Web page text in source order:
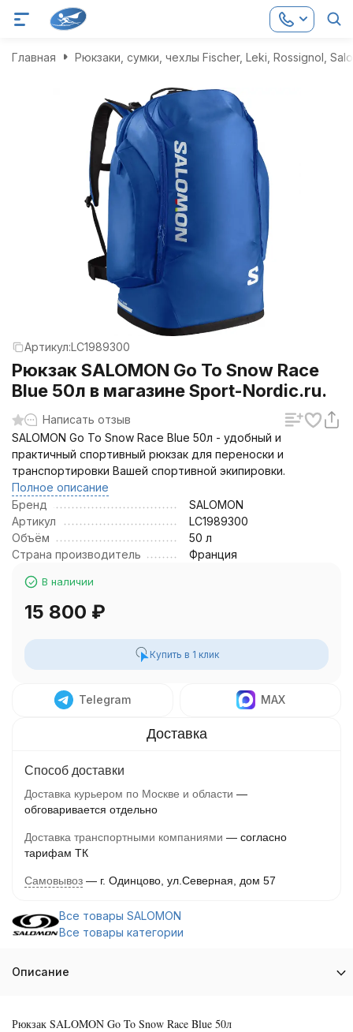
Главная Рюкзаки, сумки, чехлы Fischer, Leki, Rossignol,
Артикул:LC1989300
Рюкзак SALOMON Go To Snow Race
Blue 50л в магазине Sport-Nordic.ru.
Написать отзыв
SALOMON Go To Snow Race Blue 50л - удобный и
практичный спортивный рюкзак для переноски и
транспортировки Вашей спортивной экипировки.
Полное описание
Бренд
SALOMON
Артикул
LC1989300
Объём
50 л
Страна производитель
Франция
В наличии
15 800 ₽
Купить в 1 клик
Telegram MAX
Способ доставки
Доставка курьером по Москве и области
обговаривается отдельно
Доставка транспортными компаниями
согласно
тарифам ТК
Самовывоз г. Одинцово, ул.Северная, дом 57
Все товары SALOMON
Все товары категории
Описание
Рюкзак SALOMON Go To Snow Race Blue 50л